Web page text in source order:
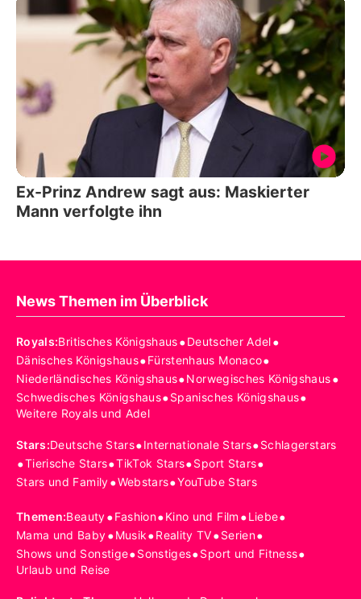
Ex-Prinz Andrew sagt aus: Maskierter
Mann verfolgte ihn
News Themen im Überblick
Royals:Britisches Königshaus•Deutscher Adel•
Dänisches Königshaus•Fürstenhaus Monaco•
Niederländisches Königshaus•Norwegisches Königshaus•
Schwedisches Königshaus•Spanisches Königshaus•
Weitere Royals und Adel
Stars:Deutsche Stars•Internationale Stars•Schlagerstars
•Tierische Stars•TikTok Stars•Sport Stars•
Stars und Family•Webstars•YouTube Stars
Themen:Beauty•Fashion•Kino und Film •Liebe•
Mama und Baby•Musik•Reality TV•Serien•
Shows und Sonstige•Sonstiges•Sport und Fitness•
Urlaub und Reise